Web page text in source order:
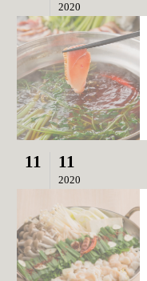
2020
11 11
2020